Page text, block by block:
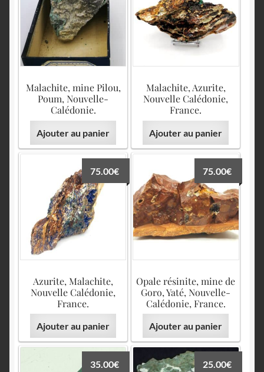
English
Malachite, mine Pilou,
Poum, Nouvelle-
Calédonie.
Ajouter au panier
Malachite, Azurite,
Nouvelle Calédonie,
France.
Ajouter au panier
Azurite, Malachite,
Nouvelle Calédonie,
France.
75.00€
Ajouter au panier
Opale résinite, mine de
Goro, Yaté, Nouvelle-
Calédonie, France.
75.00€
Ajouter au panier
35.00€ 25.00€